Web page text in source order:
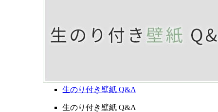
生のり付き壁紙 Q&A
生のり付き壁紙 Q&A